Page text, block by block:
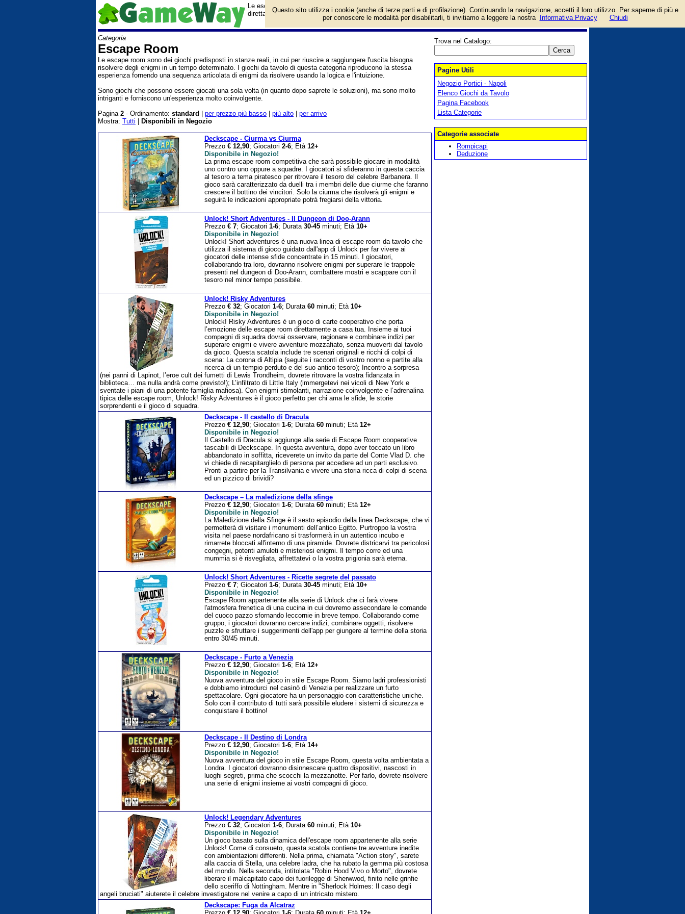
login/registrati
guida
Le escape room con intriganti enigmi da risolvere insieme ai propri amici,
direttamente a casa propria.
Categoria
Escape Room
Le escape room sono dei giochi predisposti in stanze reali, in cui per riuscire a raggiungere l'uscita bisogna
risolvere degli enigmi in un tempo determinato. I giochi da tavolo di questa categoria riproducono la stessa
esperienza fornendo una sequenza articolata di enigmi da risolvere usando la logica e l'intuizione.
Sono giochi che possono essere giocati una sola volta (in quanto dopo saprete le soluzioni), ma sono molto
intriganti e forniscono un'esperienza molto coinvolgente.
Pagina 2 - Ordinamento: standard per prezzo più basso più alto
per arrivo
Mostra: Tutti Disponibili in Negozio
Deckscape - Ciurma vs Ciurma
Prezzo € 12,90; Giocatori 2-6; Età 12+
Disponibile in Negozio!
La prima escape room competitiva che sarà possibile giocare in modalità
uno contro uno oppure a squadre. I giocatori si sfideranno in questa caccia
al tesoro a tema piratesco per ritrovare il tesoro del celebre Barbanera. Il
gioco sarà caratterizzato da duelli tra i membri delle due ciurme che faranno
crescere il bottino dei vincitori. Solo la ciurma che risolverà gli enigmi e
seguirà le indicazioni appropriate potrà fregiarsi della vittoria.
Unlock! Short Adventures - Il Dungeon di Doo-Arann
Prezzo € 7; Giocatori 1-6; Durata 30-45 minuti; Età 10+
Disponibile in Negozio!
Unlock! Short adventures è una nuova linea di escape room da tavolo che
utilizza il sistema di gioco guidato dall'app di Unlock per far vivere ai
giocatori delle intense sfide concentrate in 15 minuti. I giocatori,
collaborando tra loro, dovranno risolvere enigmi per superare le trappole
presenti nel dungeon di Doo-Arann, combattere mostri e scappare con il
tesoro nel minor tempo possibile.
Unlock! Risky Adventures
Prezzo € 32; Giocatori 1-6; Durata 60 minuti; Età 10+
Disponibile in Negozio!
Unlock! Risky Adventures è un gioco di carte cooperativo che porta
l’emozione delle escape room direttamente a casa tua. Insieme ai tuoi
compagni di squadra dovrai osservare, ragionare e combinare indizi per
superare enigmi e vivere avventure mozzafiato, senza muoverti dal tavolo
da gioco. Questa scatola include tre scenari originali e ricchi di colpi di
scena: La corona di Altipia (seguite i racconti di vostro nonno e partite alla
ricerca di un tempio perduto e del suo antico tesoro); Incontro a sorpresa
(nei panni di Lapinot, l’eroe cult dei fumetti di Lewis Trondheim, dovrete ritrovare la vostra fidanzata in
biblioteca… ma nulla andrà come previsto!); L’infiltrato di Little Italy (immergetevi nei vicoli di New York e
sventate i piani di una potente famiglia mafiosa). Con enigmi stimolanti, narrazione coinvolgente e l’adrenalina
tipica delle escape room, Unlock! Risky Adventures è il gioco perfetto per chi ama le sfide, le storie
sorprendenti e il gioco di squadra.
Deckscape - Il castello di Dracula
Prezzo € 12,90; Giocatori 1-6; Durata 60 minuti; Età 12+
Disponibile in Negozio!
Il Castello di Dracula si aggiunge alla serie di Escape Room cooperative
tascabili di Deckscape. In questa avventura, dopo aver toccato un libro
abbandonato in soffitta, riceverete un invito da parte del Conte Vlad D. che
vi chiede di recapitarglielo di persona per accedere ad un parti esclusivo.
Pronti a partire per la Transilvania e vivere una storia ricca di colpi di scena
ed un pizzico di brividi?
Deckscape – La maledizione della sfinge
Prezzo € 12,90; Giocatori 1-6; Durata 60 minuti; Età 12+
Disponibile in Negozio!
La Maledizione della Sfinge è il sesto episodio della linea Deckscape, che vi
permetterà di visitare i monumenti dell’antico Egitto. Purtroppo la vostra
visita nel paese nordafricano si trasformerà in un autentico incubo e
rimarrete bloccati all'interno di una piramide. Dovrete districarvi tra pericolosi
congegni, potenti amuleti e misteriosi enigmi. Il tempo corre ed una
mummia si è risvegliata, affrettatevi o la vostra prigionia sarà eterna.
Unlock! Short Adventures - Ricette segrete del passato
Prezzo € 7; Giocatori 1-6; Durata 30-45 minuti; Età 10+
Disponibile in Negozio!
Escape Room appartenente alla serie di Unlock che ci farà vivere
l'atmosfera frenetica di una cucina in cui dovremo assecondare le comande
del cuoco pazzo sfornando leccornie in breve tempo. Collaborando come
gruppo, i giocatori dovranno cercare indizi, combinare oggetti, risolvere
puzzle e sfruttare i suggerimenti dell'app per giungere al termine della storia
entro 30/45 minuti.
Deckscape - Furto a Venezia
Prezzo € 12,90; Giocatori 1-6; Età 12+
Disponibile in Negozio!
Nuova avventura del gioco in stile Escape Room. Siamo ladri professionisti
e dobbiamo introdurci nel casinò di Venezia per realizzare un furto
spettacolare. Ogni giocatore ha un personaggio con caratteristiche uniche.
Solo con il contributo di tutti sarà possibile eludere i sistemi di sicurezza e
conquistare il bottino!
Deckscape - Il Destino di Londra
Prezzo € 12,90; Giocatori 1-6; Età 14+
Disponibile in Negozio!
Nuova avventura del gioco in stile Escape Room, questa volta ambientata a
Londra. I giocatori dovranno disinnescare quattro dispositivi, nascosti in
luoghi segreti, prima che scocchi la mezzanotte. Per farlo, dovrete risolvere
una serie di enigmi insieme ai vostri compagni di gioco.
Unlock! Legendary Adventures
Prezzo € 32; Giocatori 1-6; Durata 60 minuti; Età 10+
Disponibile in Negozio!
Un gioco basato sulla dinamica dell'escape room appartenente alla serie
Unlock! Come di consueto, questa scatola contiene tre avventure inedite
con ambientazioni differenti. Nella prima, chiamata "Action story", sarete
alla caccia di Stella, una celebre ladra, che ha rubato la gemma più costosa
del mondo. Nella seconda, intitolata "Robin Hood Vivo o Morto", dovrete
liberare il malcapitato capo dei fuorilegge di Sherwwod, finito nelle grinfie
dello sceriffo di Nottingham. Mentre in "Sherlock Holmes: Il caso degli
angeli bruciati" aiuterete il celebre investigatore nel venire a capo di un intricato mistero.
Deckscape: Fuga da Alcatraz
Trova nel Catalogo:
Pagine Utili
Negozio Portici - Napoli
Elenco Giochi da Tavolo
Pagina Facebook
Lista Categorie
Categorie associate
Rompicapi
Deduzione
Questo sito utilizza i cookie (anche di terze parti e di profilazione). Continuando la navigazione, accetti il loro utilizzo. Per saperne di più e
per conoscere le modalità per disabilitarli, ti invitiamo a leggere la nostra
Informativa Privacy Chiudi